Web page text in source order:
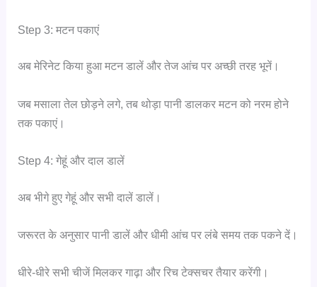
Step 3: मटन पकाएं
अब मेरिनेट किया हुआ मटन डालें और तेज आंच पर अच्छी तरह भूनें।
जब मसाला तेल छोड़ने लगे, तब थोड़ा पानी डालकर मटन को नरम होने
तक पकाएं।
Step 4: गेहूं और दाल डालें
अब भीगे हुए गेहूं और सभी दालें डालें।
जरूरत के अनुसार पानी डालें और धीमी आंच पर लंबे समय तक पकने दें।
धीरे-धीरे सभी चीजें मिलकर गाढ़ा और रिच टेक्सचर तैयार करेंगी।